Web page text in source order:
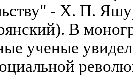
- Х. П.
В
ученые